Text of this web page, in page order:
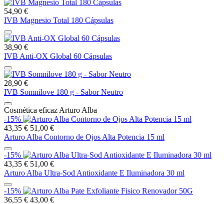
54,90 €
IVB Magnesio Total 180 Cápsulas
38,90 €
IVB Anti-OX Global 60 Cápsulas
28,90 €
IVB Somnilove 180 g - Sabor Neutro
Cosmética eficaz Arturo Alba
-15%
43,35 € 51,00 €
Arturo Alba Contorno de Ojos Alta Potencia 15 ml
-15%
43,35 € 51,00 €
Arturo Alba Ultra-Sod Antioxidante E Iluminadora 30 ml
-15%
36,55 € 43,00 €